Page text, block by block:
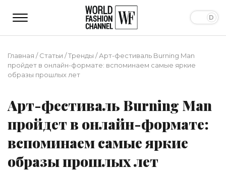
Главная /Статьи /Тренды /Арт-фестиваль Burning Man
пройдет в онлайн-формате: вспоминаем самые яркие
образы прошлых лет
Арт-фестиваль Burning Man
пройдет в онлайн-формате:
вспоминаем самые яркие
образы прошлых лет